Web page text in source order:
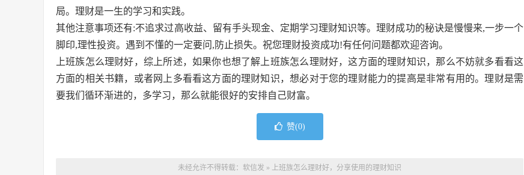
局。理财是一生的学习和实践。
其他注意事项还有:不追求过高收益、留有手头现金、定期学习理财知识等。理财成功的秘诀是慢慢来,一步一个
脚印,理性投资。遇到不懂的一定要问,防止损失。祝您理财投资成功!有任何问题都欢迎咨询。
上班族怎么理财好，综上所述，如果你也想了解上班族怎么理财好，这方面的理财知识，那么不妨就多看看这
方面的相关书籍，或者网上多看看这方面的理财知识，想必对于您的理财能力的提高是非常有用的。理财是需
要我们循环渐进的，多学习，那么就能很好的安排自己财富。
赞(0)
未经允许不得转载： 软信发 » 上班族怎么理财好，分享使用的理财知识